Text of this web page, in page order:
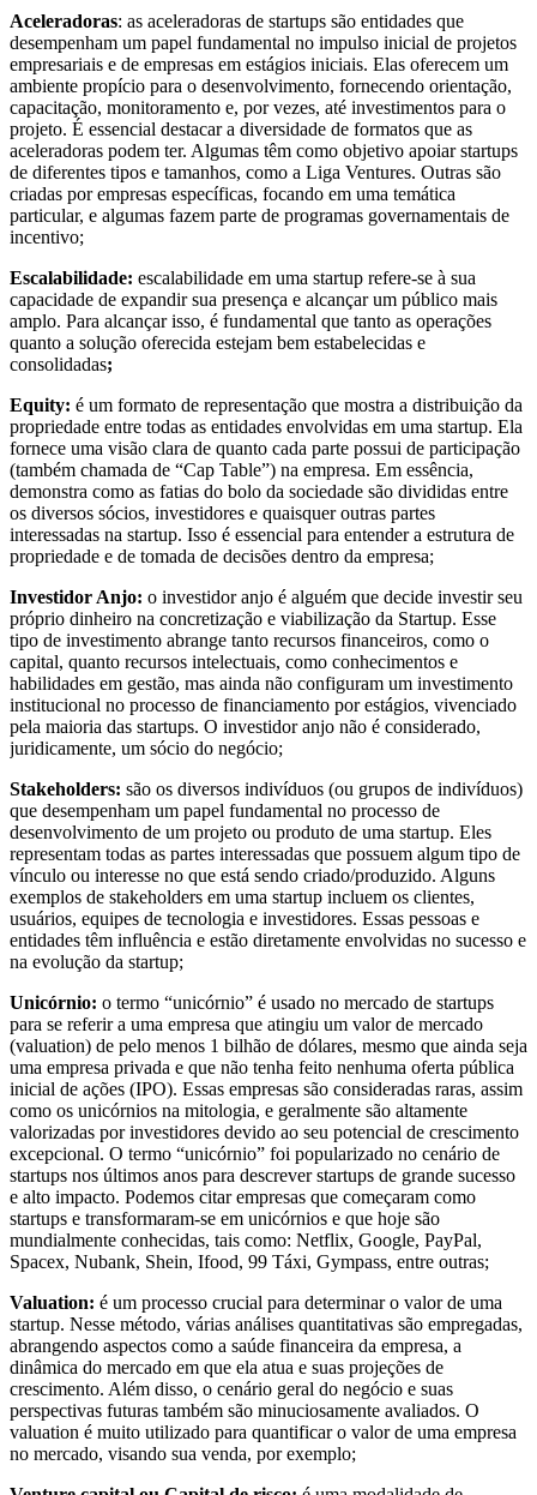
Aceleradoras: as aceleradoras de startups são entidades que
desempenham um papel fundamental no impulso inicial de projetos
empresariais e de empresas em estágios iniciais. Elas oferecem um
ambiente propício para o desenvolvimento, fornecendo orientação,
capacitação, monitoramento e, por vezes, até investimentos para o
projeto. É essencial destacar a diversidade de formatos que as
aceleradoras podem ter. Algumas têm como objetivo apoiar startups
de diferentes tipos e tamanhos, como a Liga Ventures. Outras são
criadas por empresas específicas, focando em uma temática
particular, e algumas fazem parte de programas governamentais de
incentivo;
Escalabilidade: escalabilidade em uma startup refere-se à sua
capacidade de expandir sua presença e alcançar um público mais
amplo. Para alcançar isso, é fundamental que tanto as operações
quanto a solução oferecida estejam bem estabelecidas e
consolidadas;
Equity: é um formato de representação que mostra a distribuição da
propriedade entre todas as entidades envolvidas em uma startup. Ela
fornece uma visão clara de quanto cada parte possui de participação
(também chamada de “Cap Table”) na empresa. Em essência,
demonstra como as fatias do bolo da sociedade são divididas entre
os diversos sócios, investidores e quaisquer outras partes
interessadas na startup. Isso é essencial para entender a estrutura de
propriedade e de tomada de decisões dentro da empresa;
Investidor Anjo: o investidor anjo é alguém que decide investir seu
próprio dinheiro na concretização e viabilização da Startup. Esse
tipo de investimento abrange tanto recursos financeiros, como o
capital, quanto recursos intelectuais, como conhecimentos e
habilidades em gestão, mas ainda não configuram um investimento
institucional no processo de financiamento por estágios, vivenciado
pela maioria das startups. O investidor anjo não é considerado,
juridicamente, um sócio do negócio;
Stakeholders: são os diversos indivíduos (ou grupos de indivíduos)
que desempenham um papel fundamental no processo de
desenvolvimento de um projeto ou produto de uma startup. Eles
representam todas as partes interessadas que possuem algum tipo de
vínculo ou interesse no que está sendo criado/produzido. Alguns
exemplos de stakeholders em uma startup incluem os clientes,
usuários, equipes de tecnologia e investidores. Essas pessoas e
entidades têm influência e estão diretamente envolvidas no sucesso e
na evolução da startup;
Unicórnio: o termo “unicórnio” é usado no mercado de startups
para se referir a uma empresa que atingiu um valor de mercado
(valuation) de pelo menos 1 bilhão de dólares, mesmo que ainda seja
uma empresa privada e que não tenha feito nenhuma oferta pública
inicial de ações (IPO). Essas empresas são consideradas raras, assim
como os unicórnios na mitologia, e geralmente são altamente
valorizadas por investidores devido ao seu potencial de crescimento
excepcional. O termo “unicórnio” foi popularizado no cenário de
startups nos últimos anos para descrever startups de grande sucesso
e alto impacto. Podemos citar empresas que começaram como
startups e transformaram-se em unicórnios e que hoje são
mundialmente conhecidas, tais como: Netflix, Google, PayPal,
Spacex, Nubank, Shein, Ifood, 99 Táxi, Gympass, entre outras;
Valuation: é um processo crucial para determinar o valor de uma
startup. Nesse método, várias análises quantitativas são empregadas,
abrangendo aspectos como a saúde financeira da empresa, a
dinâmica do mercado em que ela atua e suas projeções de
crescimento. Além disso, o cenário geral do negócio e suas
perspectivas futuras também são minuciosamente avaliados. O
valuation é muito utilizado para quantificar o valor de uma empresa
no mercado, visando sua venda, por exemplo;